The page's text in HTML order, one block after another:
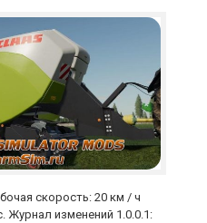
скорость: 20 км / ч
Журнал изменений 1.0.0.1: